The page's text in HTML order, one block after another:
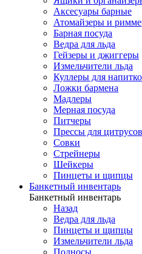
Аксесуары барные
Атомайзеры и
Барная посуда
Ведра для льда
Гейзеры и джиггеры
Измельчители льда
Куллеры для
Ложки бармена
Мадлеры
Мерная посуда
Питчеры
Прессы для
Совки
Стрейнеры
Шейкеры
Пинцеты и щипцы
Банкетный инвентарь
Банкетный инвентарь
Назад
Ведра для льда
Пинцеты и щипцы
Измельчители льда
Подносы